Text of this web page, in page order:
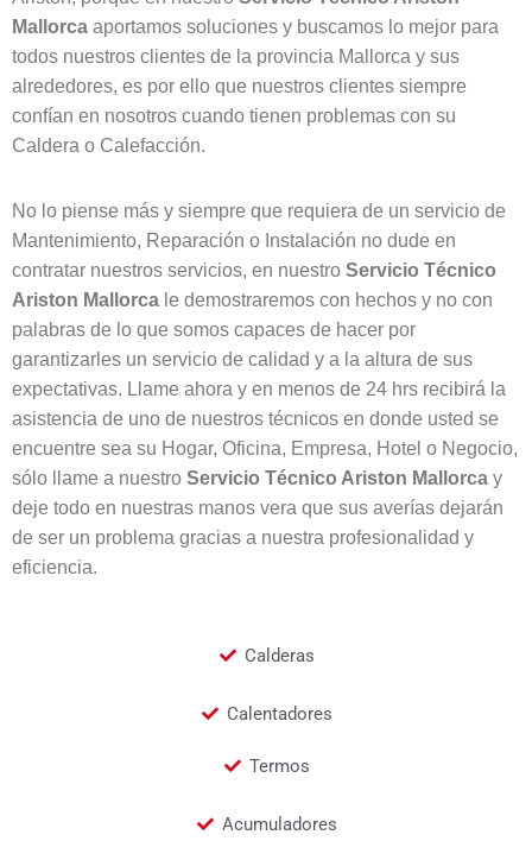
Mallorca aportamos soluciones y buscamos lo mejor para
todos nuestros clientes de la provincia Mallorca y sus
alrededores, es por ello que nuestros clientes siempre
confían en nosotros cuando tienen problemas con su
Caldera o Calefacción.
No lo piense más y siempre que requiera de un servicio de
Mantenimiento, Reparación o Instalación no dude en
contratar nuestros servicios, en nuestro Servicio Técnico
Ariston Mallorca le demostraremos con hechos y no con
palabras de lo que somos capaces de hacer por
garantizarles un servicio de calidad y a la altura de sus
expectativas. Llame ahora y en menos de 24 hrs recibirá la
asistencia de uno de nuestros técnicos en donde usted se
encuentre sea su Hogar, Oficina, Empresa, Hotel o Negocio,
sólo llame a nuestro Servicio Técnico Ariston Mallorca y
deje todo en nuestras manos vera que sus averías dejarán
de ser un problema gracias a nuestra profesionalidad y
eficiencia.
Calderas
Calentadores
Termos
Acumuladores